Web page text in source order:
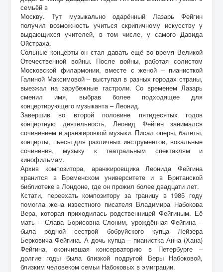
семьёй в
Москву. Тут музыкально одарённый Лазарь Фейгин
получил возможность учиться скрипичному искусству у
выдающихся учителей, в том числе, у самого Давида
Ойстраха.
Сольные концерты он стал давать ещё во время Великой
Отечественной войны. После войны, работая солистом
Московской филармонии, вместе с женой – пианисткой
Галиной Максимовой – выступал в разных городах страны,
выезжал на зарубежные гастроли. Со временем Лазарь
сменил имя, выбрав более подходящее для
концертирующего музыканта – Леонид.
Завершив во второй половине пятидесятых годов
концертную деятельность, Леонид Фейгин занимался
сочинением и аранжировкой музыки. Писал оперы, балеты,
концерты, пьесы для различных инструментов, вокальные
сочинения, музыку к театральным спектаклям и
кинофильмам.
Архив композитора, аранжировщика Леонида Фейгина
хранится в Бременском университете и в Британской
библиотеке в Лондоне, где он прожил более двадцати лет.
Кстати, переехать композитору за границу в 1985 году
помогла жена известного писателя Владимира Набокова
Вера, которая приходилась родственницей Фейгиным. Её
мать – Слава Борисовна Слоним, урождённая Фейгина –
была родной сестрой бобруйского купца Лейзера
Берковича Фейгина. А дочь купца – пианистка Анна (Хана)
Фейгина, окончившая консерваторию в Петербурге –
долгие годы была близкой подругой Веры Набоковой,
близким человеком семьи Набоковых в эмиграции.